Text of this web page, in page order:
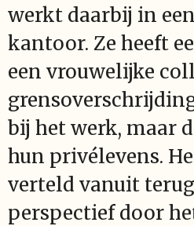
werkt daarbij in
kantoor. Ze heeft
een vrouwelijke
bij het werk, maar
hun privélevens.
verteld vanuit
perspectief door